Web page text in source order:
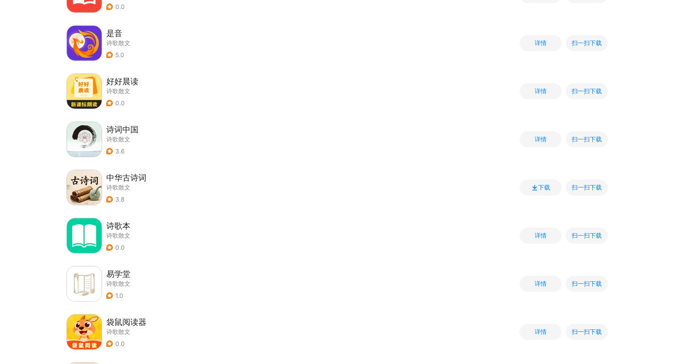
0.0
是音
诗歌散文
5.0
详情 扫一扫下载
好好晨读
诗歌散文
0.0
详情 扫一扫下载
诗词中国
诗歌散文
3.6
详情 扫一扫下载
中华古诗词
诗歌散文
3.8
下载 扫一扫下载
诗歌本
诗歌散文
0.0
详情 扫一扫下载
易学堂
诗歌散文
1.0
详情 扫一扫下载
袋鼠阅读器
诗歌散文
0.0
详情 扫一扫下载